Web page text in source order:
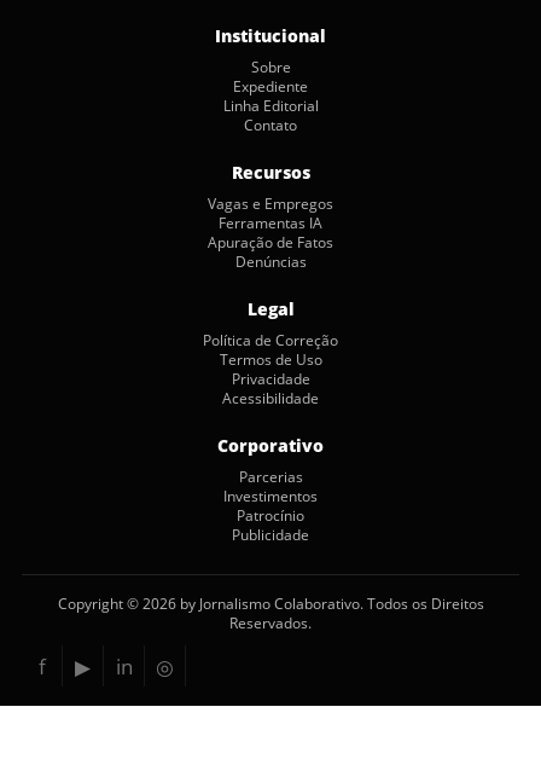
Institucional
Sobre
Expediente
Linha Editorial
Contato
Recursos
Vagas e Empregos
Ferramentas IA
Apuração de Fatos
Denúncias
Legal
Política de Correção
Termos de Uso
Privacidade
Acessibilidade
Corporativo
Parcerias
Investimentos
Patrocínio
Publicidade
Copyright © 2026 by Jornalismo Colaborativo. Todos os Direitos
Reservados.
f ▶ in ◎